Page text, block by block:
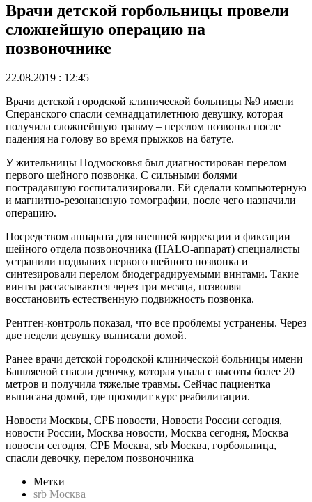
Врачи детской горбольницы провели
сложнейшую операцию на
позвоночнике
22.08.2019 : 12:45
Врачи детской городской клинической больницы №9 имени
Сперанского спасли семнадцатилетнюю девушку, которая
получила сложнейшую травму – перелом позвонка после
падения на голову во время прыжков на батуте.
У жительницы Подмосковья был диагностирован перелом
первого шейного позвонка. С сильными болями
пострадавшую госпитализировали. Ей сделали компьютерную
и магнитно-резонансную томографии, после чего назначили
операцию.
Посредством аппарата для внешней коррекции и фиксации
шейного отдела позвоночника (HALO-аппарат) специалисты
устранили подвывих первого шейного позвонка и
синтезировали перелом биодеградируемыми винтами. Такие
винты рассасываются через три месяца, позволяя
восстановить естественную подвижность позвонка.
Рентген-контроль показал, что все проблемы устранены. Через
две недели девушку выписали домой.
Ранее врачи детской городской клинической больницы имени
Башляевой спасли девочку, которая упала с высоты более 20
метров и получила тяжелые травмы. Сейчас пациентка
выписана домой, где проходит курс реабилитации.
Новости Москвы, СРБ новости, Новости России сегодня,
новости России, Москва новости, Москва сегодня, Москва
новости сегодня, СРБ Москва, srb Москва, горбольница,
спасли девочку, перелом позвоночника
Метки
srb Москва